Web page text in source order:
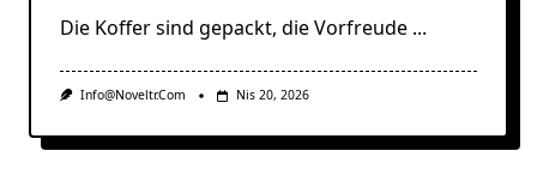
Die Koffer sind gepackt, die Vorfreude ...
Info@noveltr.com Nis 20, 2026